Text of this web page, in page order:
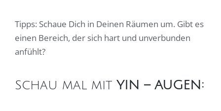
Tipps: Schaue Dich in Deinen Räumen um. Gibt es
einen Bereich, der sich hart und unverbunden
anfühlt?
Schau mal mit YIN – AUGEN: